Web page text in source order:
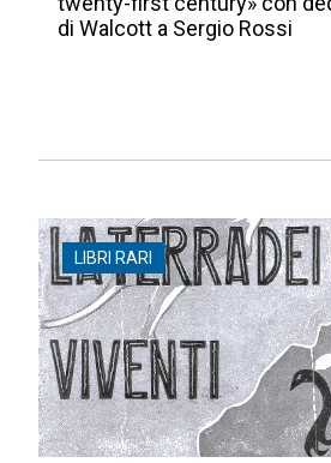
di Walcott a Sergio Rossi
LIBRI RARI